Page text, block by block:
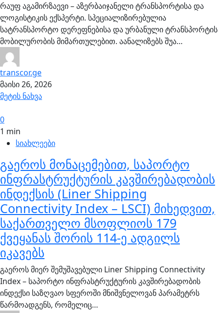
რაუფ აგამირზაევი – აზერბაიჯანელი ტრანსპორტისა და
ლოგისტიკის ექსპერტი. სპეციალიზირებულია
სატრანსპორტო დერეფნებისა და ურბანული ტრანსპორტის
მობილურობის მიმართულებით. აანალიზებს შუა…
transcor.ge
მაისი 26, 2026
მეტის ნახვა
0
1 min
სიახლეები
გაეროს მონაცემებით, საპორტო
ინფრასტრუქტურის კავშირებადობის
ინდექსის (Liner Shipping
Connectivity Index – LSCI) მიხედვით,
საქართველო მსოფლიოს 179
ქვეყანას შორის 114-ე ადგილს
იკავებს
გაეროს მიერ შემუშავებული Liner Shipping Connectivity
Index – საპორტო ინფრასტრუქტურის კავშირებადობის
ინდექსი საზღვაო სფეროში მნიშვნელოვან პარამეტრს
წარმოადგენს, რომელიც…